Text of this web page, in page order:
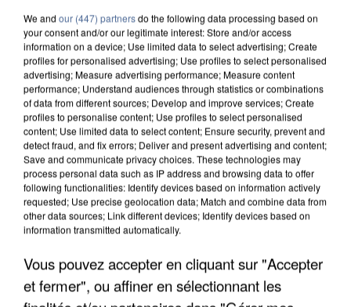
UN SECOND CADRE DE LA DZ MAFIA
INTERPELLÉ EN ALGÉRIE
We and our (447) partnersdo the following data processing based on
your consent and/or our legitimate interest: Store and/or access
information on a device; Use limited data to select advertising; Create
profiles for personalised advertising; Use profiles to select personalised
advertising; Measure advertising performance; Measure content
performance; Understand audiences through statistics or combinations
of data from different sources; Develop and improve services; Create
profiles to personalise content; Use profiles to select personalised
content; Use limited data to select content; Ensure security, prevent and
detect fraud, and fix errors; Deliver and present advertising and content;
Save and communicate privacy choices. These technologies may
process personal data such as IP address and browsing data to offer
following functionalities: Identify devices based on information actively
requested; Use precise geolocation data; Match and combine data from
other data sources; Link different devices; Identify devices based on
information transmitted automatically.
Vous pouvez accepter en cliquant sur "Accepter
et fermer", ou affiner en sélectionnant les